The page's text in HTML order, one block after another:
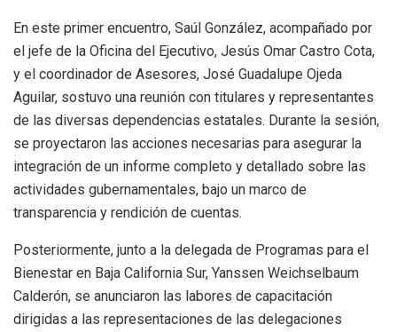
En este primer encuentro, Saúl González, acompañado por
el jefe de la Oficina del Ejecutivo, Jesús Omar Castro Cota,
y el coordinador de Asesores, José Guadalupe Ojeda
Aguilar, sostuvo una reunión con titulares y representantes
de las diversas dependencias estatales. Durante la sesión,
se proyectaron las acciones necesarias para asegurar la
integración de un informe completo y detallado sobre las
actividades gubernamentales, bajo un marco de
transparencia y rendición de cuentas.
Posteriormente, junto a la delegada de Programas para el
Bienestar en Baja California Sur, Yanssen Weichselbaum
Calderón, se anunciaron las labores de capacitación
dirigidas a las representaciones de las delegaciones